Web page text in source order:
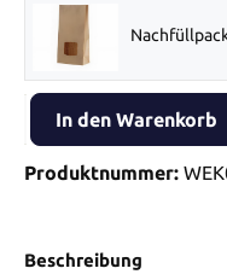
Produkt Anzahl: Gib den
In den Warenkorb
Produktnummer:
Beschreibung